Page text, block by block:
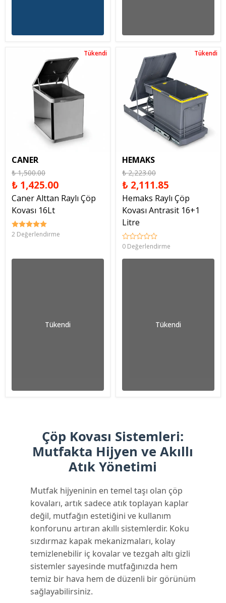
Tükendi
Tükendi
CANER
₺ 1,500.00
₺ 1,425.00
Caner Alttan Raylı Çöp
Kovası 16Lt
2 Değerlendirme
Tükendi
Tükendi
Tükendi
HEMAKS
₺ 2,223.00
₺ 2,111.85
Hemaks Raylı Çöp
Kovası Antrasit 16+1
Litre
0 Değerlendirme
Tükendi
Çöp Kovası Sistemleri:
Mutfakta Hijyen ve Akıllı
Atık Yönetimi
Mutfak hijyeninin en temel taşı olan çöp
kovaları, artık sadece atık toplayan kaplar
değil, mutfağın estetiğini ve kullanım
konforunu artıran akıllı sistemlerdir. Koku
sızdırmaz kapak mekanizmaları, kolay
temizlenebilir iç kovalar ve tezgah altı gizli
sistemler sayesinde mutfağınızda hem
temiz bir hava hem de düzenli bir görünüm
sağlayabilirsiniz.